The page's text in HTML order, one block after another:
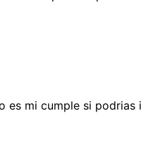
mi cumple si